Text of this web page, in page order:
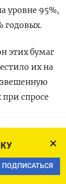
ПОДПИСАТЬСЯ
уровне 95%,
годовых.
этих бумаг
их на
при спросе
доход